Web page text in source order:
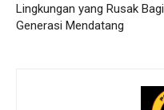
Lingkungan yang Rusak Bagi
Generasi Mendatang